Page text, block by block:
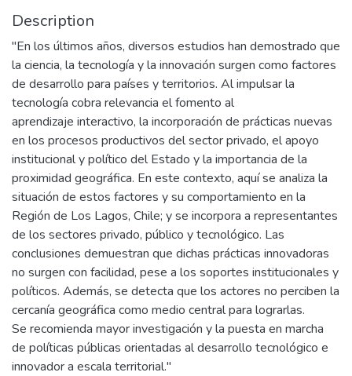
Description
"En los últimos años, diversos estudios han demostrado que
la ciencia, la tecnología y la innovación surgen como factores
de desarrollo para países y territorios. Al impulsar la
tecnología cobra relevancia el fomento al
aprendizaje interactivo, la incorporación de prácticas nuevas
en los procesos productivos del sector privado, el apoyo
institucional y político del Estado y la importancia de la
proximidad geográfica. En este contexto, aquí se analiza la
situación de estos factores y su comportamiento en la
Región de Los Lagos, Chile; y se incorpora a representantes
de los sectores privado, público y tecnológico. Las
conclusiones demuestran que dichas prácticas innovadoras
no surgen con facilidad, pese a los soportes institucionales y
políticos. Además, se detecta que los actores no perciben la
cercanía geográfica como medio central para lograrlas.
Se recomienda mayor investigación y la puesta en marcha
de políticas públicas orientadas al desarrollo tecnológico e
innovador a escala territorial."